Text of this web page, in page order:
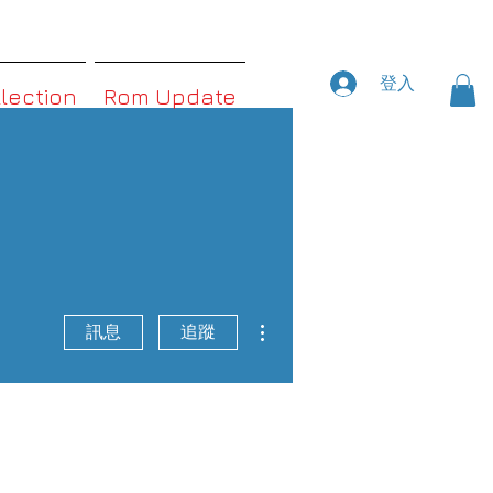
Rom Update 登入
訊息 追蹤